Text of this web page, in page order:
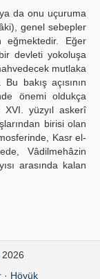
da onu uçuruma
genel sebepler
eğmektedir. Eğer
devleti yokoluşa
mutlaka
bakış açısının
önemi oldukça
yüzyıl askerî
birisi olan
Kasr el-
Vâdilmehâzin
arasında kalan
. 2026
· Höyük